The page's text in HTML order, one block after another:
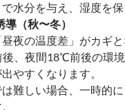
水分を与え、湿度を保
導（秋〜冬）
夜の温度差」がカギと
、夜間18℃前後の環
やすくなります。
難しい場合、一時的